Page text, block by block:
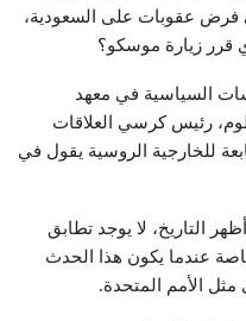
فرض عقوبات على السعودية،
قرر زيارة موسكو؟
السياسية في معهد
رئيس كرسي العلاقات
للخارجية الروسية يقول في
التاريخ، لا يوجد تطابق
عندما يكون هذا الحدث
الأمم المتحدة.